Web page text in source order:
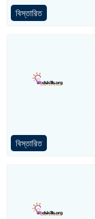
বিস্তারিত
বিস্তারিত